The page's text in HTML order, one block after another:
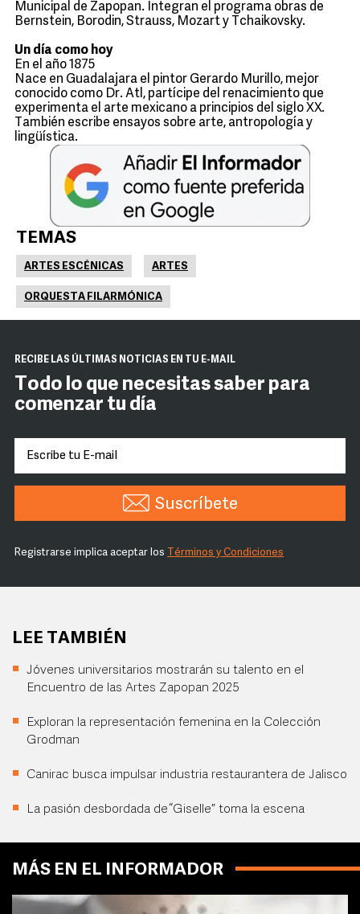
Municipal de Zapopan. Integran el programa obras de
Bernstein, Borodin, Strauss, Mozart y Tchaikovsky.
Un día como hoy
En el año 1875
Nace en Guadalajara el pintor Gerardo Murillo, mejor
conocido como Dr. Atl, partícipe del renacimiento que
experimenta el arte mexicano a principios del siglo XX.
También escribe ensayos sobre arte, antropología y
lingüística.
TEMAS
ARTES ESCÉNICAS ARTES
ORQUESTA FILARMÓNICA
RECIBE LAS ÚLTIMAS NOTICIAS EN TU E-MAIL
Todo lo que necesitas saber para
comenzar tu día
Suscríbete
Registrarse implica aceptar los Términos y Condiciones
LEE TAMBIÉN
Jóvenes universitarios mostrarán su talento en el
Encuentro de las Artes Zapopan 2025
Exploran la representación femenina en la Colección
Grodman
Canirac busca impulsar industria restaurantera de Jalisco
La pasión desbordada de “Giselle” toma la escena
MÁS EN EL INFORMADOR